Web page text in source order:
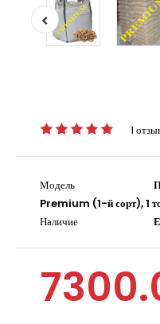
1
Модель
Premium (1-й сорт), 1
Наличие